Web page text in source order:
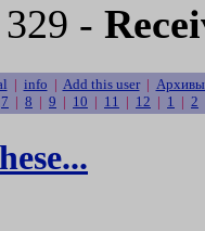
329 -
| info | Add this user| Архивы
7 | 8 | 9 | 10 | 11 | 12 | 1 | 2